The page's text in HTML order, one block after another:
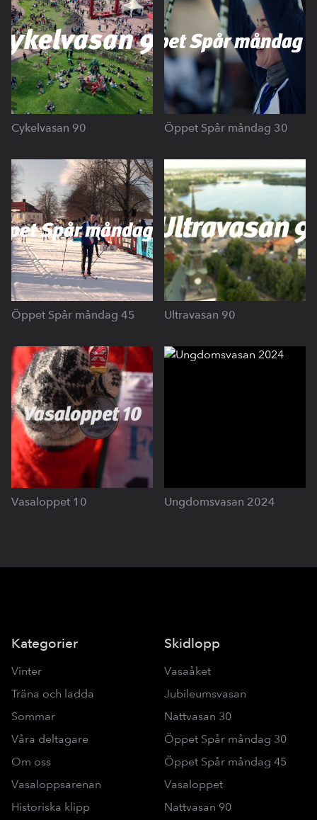
Cykelvasan 90 Öppet Spår måndag 30
Öppet Spår måndag 45 Ultravasan 90
Vasaloppet 10 Ungdomsvasan 2024
Kategorier
Vinter
Träna och ladda
Sommar
Våra deltagare
Om oss
Vasaloppsarenan
Historiska klipp
Skidlopp
Vasaåket
Jubileumsvasan
Nattvasan 30
Öppet Spår måndag 30
Öppet Spår måndag 45
Vasaloppet
Nattvasan 90